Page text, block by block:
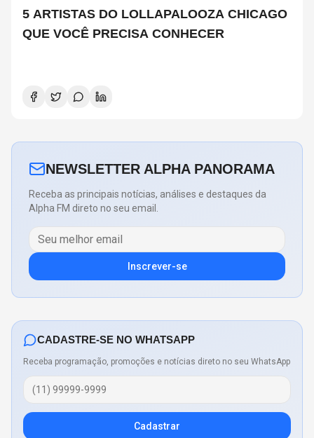
5 ARTISTAS DO LOLLAPALOOZA CHICAGO
QUE VOCÊ PRECISA CONHECER
NEWSLETTER ALPHA PANORAMA
Receba as principais notícias, análises e destaques da
Alpha FM direto no seu email.
Inscrever-se
CADASTRE-SE NO WHATSAPP
Receba programação, promoções e notícias direto no seu WhatsApp
Cadastrar